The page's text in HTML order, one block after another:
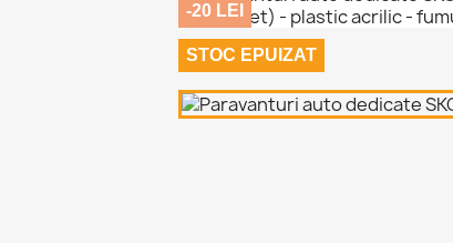
-20 LEI
STOC EPUIZAT